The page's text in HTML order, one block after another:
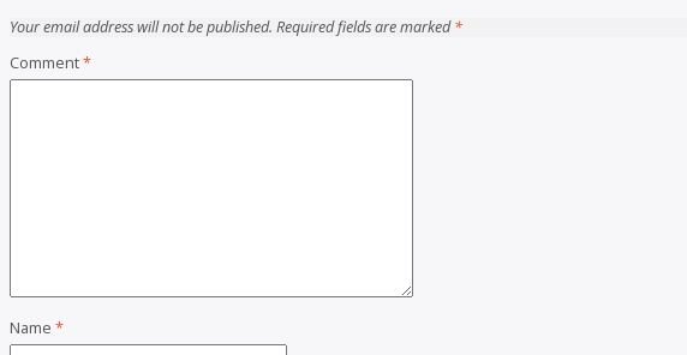
Your email address will not be published. Required fields are marked*
Comment*
Name *